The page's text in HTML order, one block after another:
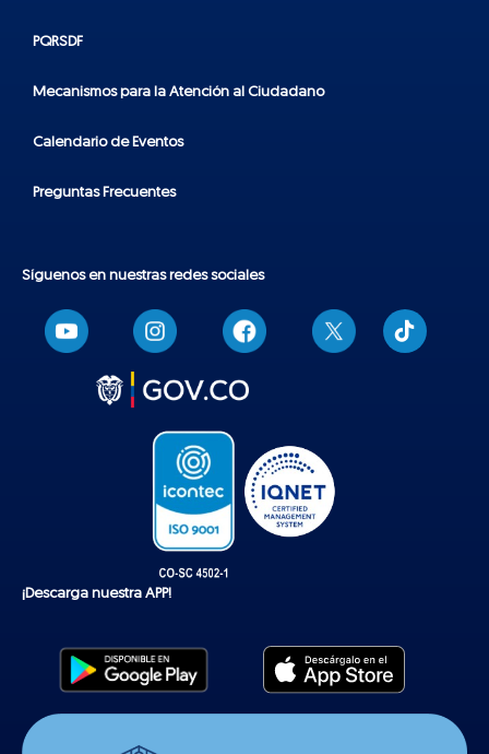
PQRSDF
Mecanismos para la Atención al Ciudadano
Calendario de Eventos
Preguntas Frecuentes
Síguenos en nuestras redes sociales
T
i
k
¡Descarga nuestra APP!